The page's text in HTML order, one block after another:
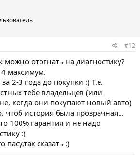
#12
отогнать на диагностику?
4 максимум.
2-3 года до покупки :) Т.е.
тебе владельцев (или
когда они покупают новый авто)
чтоб история была прозрачная...
100% гарантия и не надо
:)
сказать :)